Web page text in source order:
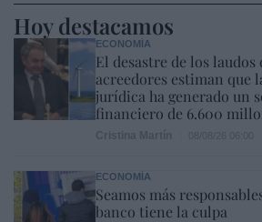
Hoy destacamos
ECONOMÍA
El desastre de los
acreedores estiman que
jurídica ha generado un
financiero de 6.600
ECONOMÍA
Seamos más
banco tiene la culpa